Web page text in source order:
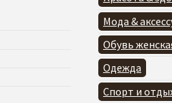
Мода &
Обувь
Одежда
Спорт и